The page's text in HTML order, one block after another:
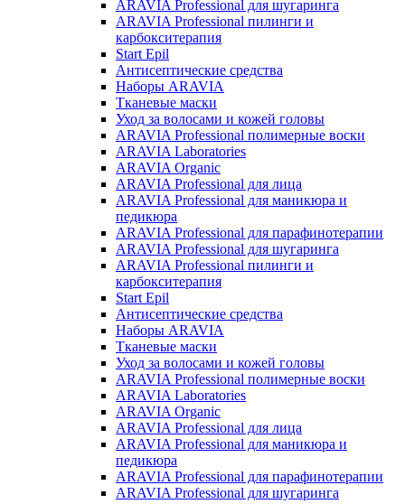
ARAVIA Professional для шугаринга
ARAVIA Professional пилинги и
карбокситерапия
Start Epil
Антисептические средства
Наборы ARAVIA
Тканевые маски
Уход за волосами и кожей головы
ARAVIA Professional полимерные воски
ARAVIA Laboratories
ARAVIA Organic
ARAVIA Professional для лица
ARAVIA Professional для маникюра и
педикюра
ARAVIA Professional для парафинотерапии
ARAVIA Professional для шугаринга
ARAVIA Professional пилинги и
карбокситерапия
Start Epil
Антисептические средства
Наборы ARAVIA
Тканевые маски
Уход за волосами и кожей головы
ARAVIA Professional полимерные воски
ARAVIA Laboratories
ARAVIA Organic
ARAVIA Professional для лица
ARAVIA Professional для маникюра и
педикюра
ARAVIA Professional для парафинотерапии
ARAVIA Professional для шугаринга